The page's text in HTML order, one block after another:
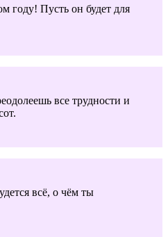
году! Пусть он будет для
все трудности и
всё, о чём ты